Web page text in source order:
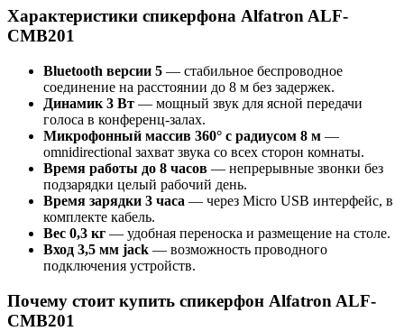
Характеристики спикерфона Alfatron ALF-
CMB201
Bluetooth версии 5 — стабильное беспроводное
соединение на расстоянии до 8 м без задержек.
Динамик 3 Вт — мощный звук для ясной передачи
голоса в конференц-залах.
Микрофонный массив 360° с радиусом 8 м —
omnidirectional захват звука со всех сторон комнаты.
Время работы до 8 часов — непрерывные звонки без
подзарядки целый рабочий день.
Время зарядки 3 часа — через Micro USB интерфейс, в
комплекте кабель.
Вес 0,3 кг — удобная переноска и размещение на столе.
Вход 3,5 мм jack — возможность проводного
подключения устройств.
Почему стоит купить спикерфон Alfatron ALF-
CMB201